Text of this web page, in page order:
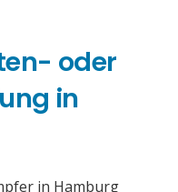
oder
in
in Hamburg